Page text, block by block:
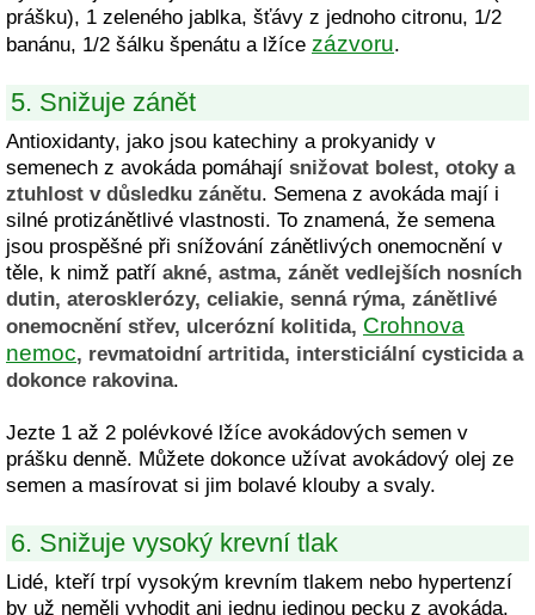
prášku), 1 zeleného jablka, šťávy z jednoho citronu, 1/2
banánu, 1/2 šálku špenátu a lžíce zázvoru.
5. Snižuje zánět
Antioxidanty, jako jsou katechiny a prokyanidy v
semenech z avokáda pomáhají snižovat bolest, otoky a
ztuhlost v důsledku zánětu. Semena z avokáda mají i
silné protizánětlivé vlastnosti. To znamená, že semena
jsou prospěšné při snížování zánětlivých onemocnění v
těle, k nimž patří akné, astma, zánět vedlejších nosních
dutin, aterosklerózy, celiakie, senná rýma, zánětlivé
onemocnění střev, ulcerózní kolitida, Crohnova
nemoc, revmatoidní artritida, intersticiální cysticida a
dokonce rakovina.
Jezte 1 až 2 polévkové lžíce avokádových semen v
prášku denně. Můžete dokonce užívat avokádový olej ze
semen a masírovat si jim bolavé klouby a svaly.
6. Snižuje vysoký krevní tlak
Lidé, kteří trpí vysokým krevním tlakem nebo hypertenzí
by už neměli vyhodit ani jednu jedinou pecku z avokáda.